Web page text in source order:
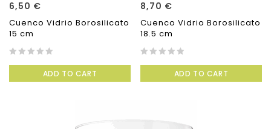
6,50 €
Cuenco Vidrio Borosilicato
15 cm
of
ADD TO CART
8,70 €
Cuenco Vidrio Borosilicato
18.5 cm
of
ADD TO CART